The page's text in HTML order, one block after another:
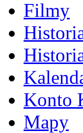
Filmy
Konto
Mapy